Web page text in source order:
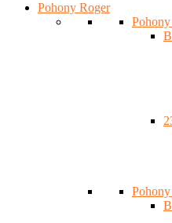
Pohony Roger